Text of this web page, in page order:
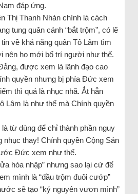
đáp ứng.
Thị Thanh Nhàn chính là cách
tung quân cánh “bắt trộm”, có lẽ
về khả năng quân Tô Lâm tìm
nên họ mới bố trí người như thế.
được xem là lãnh đạo cao
quyền nhưng bị phía Đức xem
thì quả là nhục nhã. Ắt hẳn
Lâm là như thế mà Chính quyền
từ dùng để chỉ thành phần nguy
nhục thay! Chính quyền Cộng Sản
Đức xem như thế.
hòa nhập” nhưng sao lại cứ để
mình là “đầu trộm đuôi cướp”
sẽ tạo “kỷ nguyên vươn mình”